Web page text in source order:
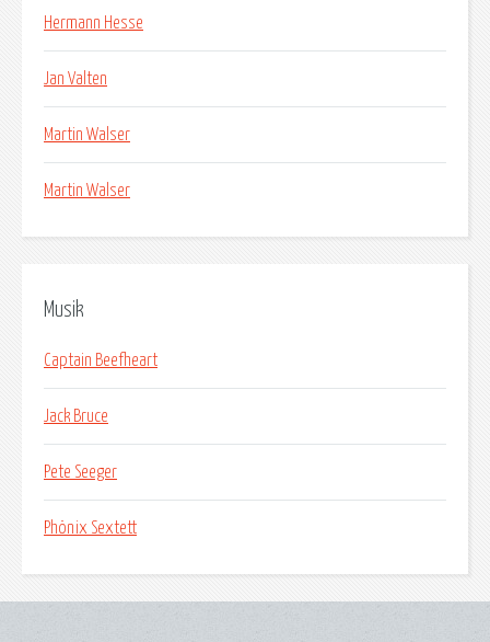
Hermann Hesse
Jan Valten
Martin Walser
Martin Walser
Musik
Captain Beefheart
Jack Bruce
Pete Seeger
Phönix Sextett